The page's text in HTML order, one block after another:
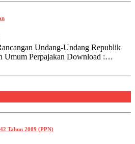
Undang-Undang Republik
Umum Perpajakan Download :…
Tahun 2009 (PPN)